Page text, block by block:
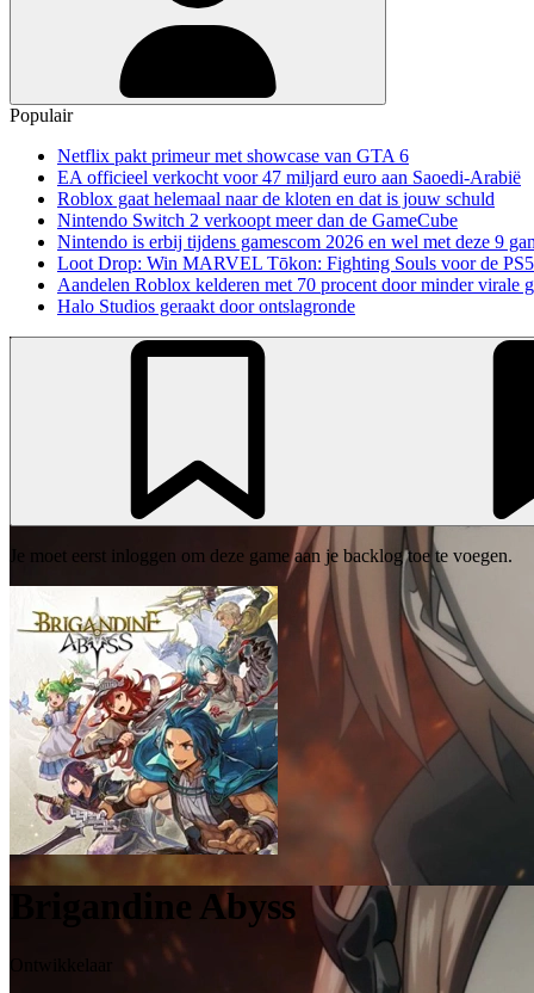
Populair
Netflix pakt primeur met showcase van GTA 6
EA officieel verkocht voor 47 miljard euro aan Saoedi-Arabië
Roblox gaat helemaal naar de kloten en dat is jouw schuld
Nintendo Switch 2 verkoopt meer dan de GameCube
Nintendo is erbij tijdens gamescom 2026 en wel met deze 9
Loot Drop: Win MARVEL Tōkon: Fighting Souls voor de PS5
Aandelen Roblox kelderen met 70 procent door minder virale
Halo Studios geraakt door ontslagronde
Je moet eerst inloggen om deze game aan je backlog toe te voegen.
Brigandine Abyss
Ontwikkelaar